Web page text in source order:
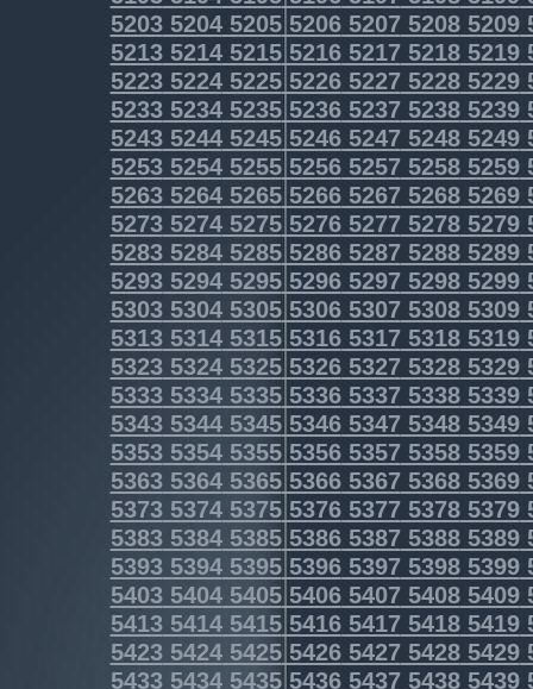
5203520452055206520752085209
5213521452155216521752185219
5223522452255226522752285229
5233523452355236523752385239
5243524452455246524752485249
5253525452555256525752585259
5263526452655266526752685269
5273527452755276527752785279
5283528452855286528752885289
5293529452955296529752985299
5303530453055306530753085309
5313531453155316531753185319
5323532453255326532753285329
5333533453355336533753385339
5343534453455346534753485349
5353535453555356535753585359
5363536453655366536753685369
5373537453755376537753785379
5383538453855386538753885389
5393539453955396539753985399
5403540454055406540754085409
5413541454155416541754185419
5423542454255426542754285429
5433543454355436543754385439